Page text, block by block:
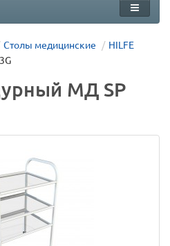
Столы медицинские
HILFE
МД SP